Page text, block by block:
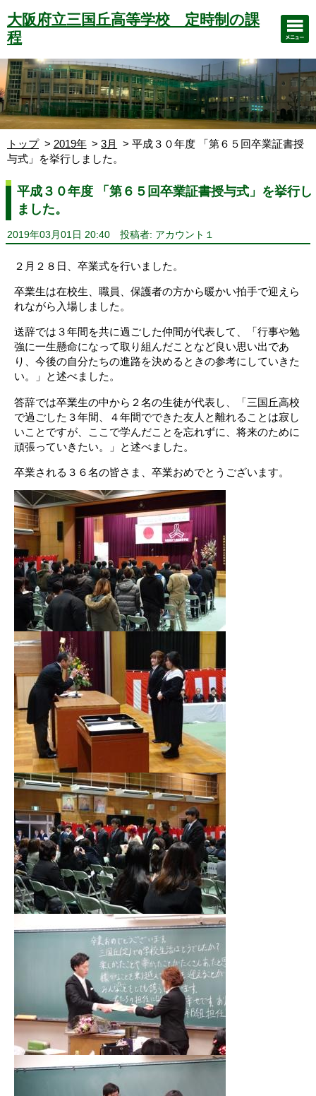
大阪府立三国丘高等学校 定時制の課
程
トップ 2019年 3月
平成３０年度 「第６５回卒業証書授
与式」を挙行しました。
平成３０年度 「第６５回卒業証書授与式」を挙行し
ました。
2019年03月01日 20:40 投稿者: アカウント１
２月２８日、卒業式を行いました。
卒業生は在校生、職員、保護者の方から暖かい拍手で迎えら
れながら入場しました。
送辞では３年間を共に過ごした仲間が代表して、「行事や勉
強に一生懸命になって取り組んだことなど良い思い出であ
り、今後の自分たちの進路を決めるときの参考にしていきた
い。」と述べました。
答辞では卒業生の中から２名の生徒が代表し、「三国丘高校
で過ごした３年間、４年間でできた友人と離れることは寂し
いことですが、ここで学んだことを忘れずに、将来のために
頑張っていきたい。」と述べました。
卒業される３６名の皆さま、卒業おめでとうございます。